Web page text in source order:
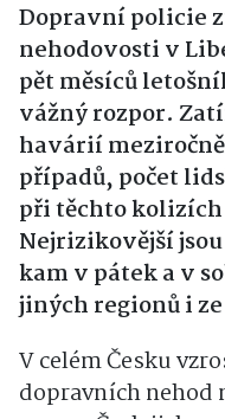
Dopravní policie
nehodovosti v
pět měsíců
vážný rozpor.
havárií
případů, počet
při těchto kolizích
Nejrizikovější
kam v pátek a v
jiných regionů i
V celém Česku
dopravních nehod